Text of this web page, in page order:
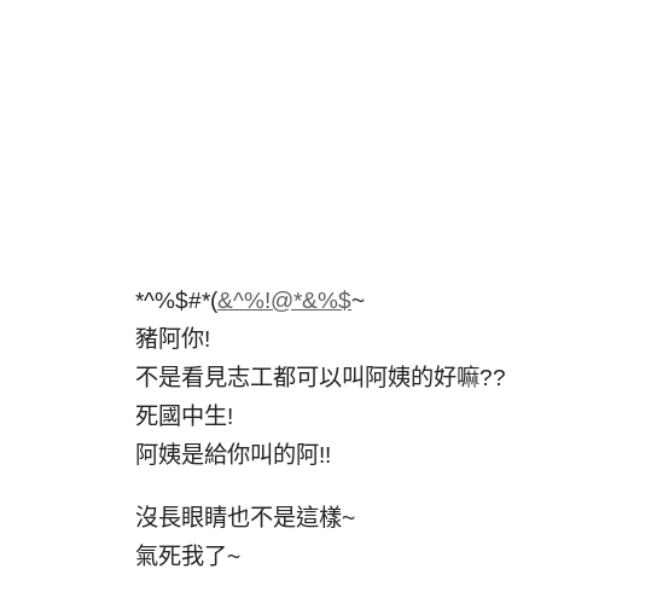
*^%$#*(&^%!@*&%$~
豬阿你!
不是看見志工都可以叫阿姨的好嘛??
死國中生!
阿姨是給你叫的阿!!
沒長眼睛也不是這樣~
氣死我了~